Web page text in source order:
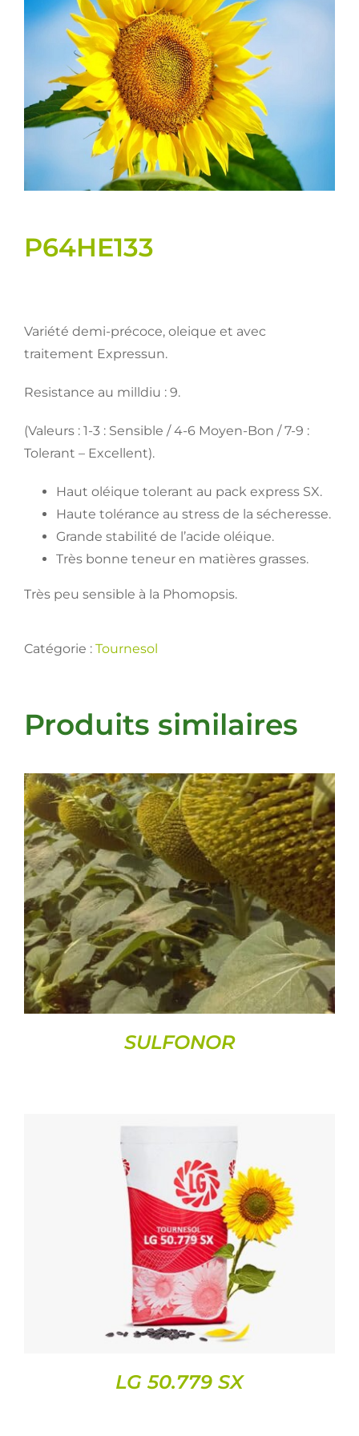
Semences
Divers
Fiches produits
P64HE133
Variété demi-précoce, oleique et avec
traitement Expressun.
Resistance au milldiu : 9.
(Valeurs : 1-3 : Sensible / 4-6 Moyen-Bon / 7-9 :
Tolerant – Excellent).
Haut oléique tolerant au pack express SX.
Haute tolérance au stress de la sécheresse.
Grande stabilité de l’acide oléique.
Très bonne teneur en matières grasses.
Très peu sensible à la Phomopsis.
Catégorie : Tournesol
Produits similaires
DETAILS
SULFONOR
DETAILS
LG 50.779 SX